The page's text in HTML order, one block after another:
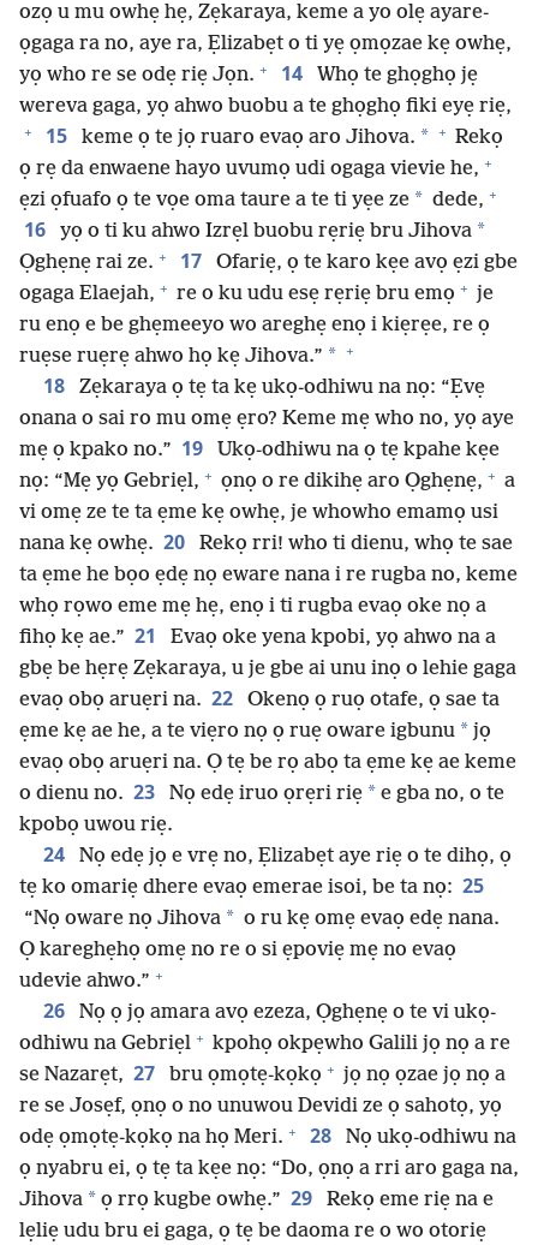
ozọ u mu owhẹ hẹ, Zẹkaraya, keme a yo olẹ ayare-
ọgaga ra no, aye ra, Ẹlizabẹt o ti yẹ ọmọzae kẹ owhẹ,
yọ who re se odẹ riẹ Jọn. + 14
Whọ te ghọghọ jẹ
wereva gaga, yọ ahwo buobu a te ghọghọ fiki eyẹ riẹ,
+ 15 keme ọ te jọ ruaro evaọ aro Jihova. * + Rekọ
ọ rẹ da enwaene hayo uvumọ udi ogaga vievie he, +
ẹzi ọfuafo ọ te vọe oma taure a te ti yẹe ze * dede, +
16 yọ o ti ku ahwo Izrẹl buobu rẹriẹ bru Jihova *
Ọghẹnẹ rai ze. + 17
Ofariẹ, ọ te karo kẹe avọ ẹzi gbe
ogaga Elaejah, + re o ku udu esẹ rẹriẹ bru emọ + je
ru enọ e be ghẹmeeyo wo areghẹ enọ i kiẹrẹe, re ọ
ruẹse ruẹrẹ ahwo họ kẹ Jihova.” * +
18
Zẹkaraya ọ tẹ ta kẹ ukọ-odhiwu na nọ: “Ẹvẹ
onana o sai ro mu omẹ ẹro? Keme mẹ who no, yọ aye
mẹ ọ kpako no.” 19
Ukọ-odhiwu na ọ tẹ kpahe kẹe
nọ: “Mẹ yọ Gebriẹl, + ọnọ o re dikihẹ aro Ọghẹnẹ, + a
vi omẹ ze te ta ẹme kẹ owhẹ, je whowho emamọ usi
nana kẹ owhẹ. 20
Rekọ rri! who ti dienu, whọ te sae
ta ẹme he bọo ẹdẹ nọ eware nana i re rugba no, keme
whọ rọwo eme mẹ hẹ, enọ i ti rugba evaọ oke nọ a
fihọ kẹ ae.” 21
Evaọ oke yena kpobi, yọ ahwo na a
gbẹ be hẹrẹ Zẹkaraya, u je gbe ai unu inọ o lehie gaga
evaọ obọ aruẹri na. 22
Okenọ ọ ruọ otafe, ọ sae ta
ẹme kẹ ae he, a te viẹro nọ ọ ruẹ oware igbunu * jọ
evaọ obọ aruẹri na. Ọ tẹ be rọ abọ ta ẹme kẹ ae keme
o dienu no. 23 Nọ edẹ iruo ọrẹri riẹ * e gba no, o te
kpobọ uwou riẹ.
24
Nọ edẹ jọ e vrẹ no, Ẹlizabẹt aye riẹ o te dihọ, ọ
tẹ ko omariẹ dhere evaọ emerae isoi, be ta nọ: 25
“Nọ oware nọ Jihova * o ru kẹ omẹ evaọ edẹ nana.
Ọ kareghẹhọ omẹ no re o si ẹpoviẹ mẹ no evaọ
udevie ahwo.” +
26
Nọ ọ jọ amara avọ ezeza, Ọghẹnẹ o te vi ukọ-
odhiwu na Gebriẹl + kpohọ okpẹwho Galili jọ nọ a re
se Nazarẹt, 27 bru ọmọtẹ-kọkọ + jọ nọ ọzae jọ nọ a
re se Josẹf, ọnọ o no unuwou Devidi ze ọ sahotọ, yọ
odẹ ọmọtẹ-kọkọ na họ Meri. + 28
Nọ ukọ-odhiwu na
ọ nyabru ei, ọ tẹ ta kẹe nọ: “Do, ọnọ a rri aro gaga na,
Jihova * ọ rrọ kugbe owhẹ.” 29
Rekọ eme riẹ na e
lẹliẹ udu bru ei gaga, ọ tẹ be daoma re o wo otoriẹ